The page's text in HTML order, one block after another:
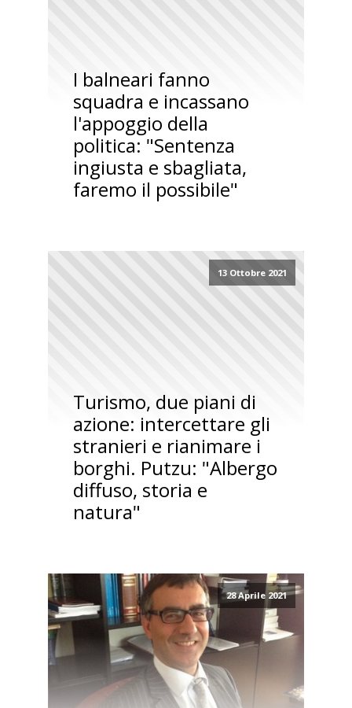
I balneari fanno
squadra e incassano
l'appoggio della
politica: "Sentenza
ingiusta e sbagliata,
faremo il possibile"
13 Ottobre 2021
Turismo, due piani di
azione: intercettare gli
stranieri e rianimare i
borghi. Putzu: "Albergo
diffuso, storia e
natura"
28 Aprile 2021